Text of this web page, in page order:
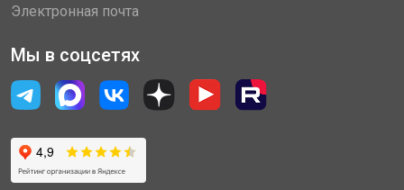
Электронная почта
Мы в соцсетях